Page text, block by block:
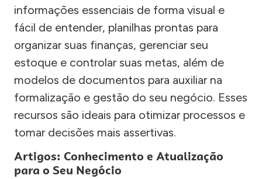
informações essenciais de forma visual e
fácil de entender, planilhas prontas para
organizar suas finanças, gerenciar seu
estoque e controlar suas metas, além de
modelos de documentos para auxiliar na
formalização e gestão do seu negócio. Esses
recursos são ideais para otimizar processos e
tomar decisões mais assertivas.
Artigos: Conhecimento e Atualização
para o Seu Negócio